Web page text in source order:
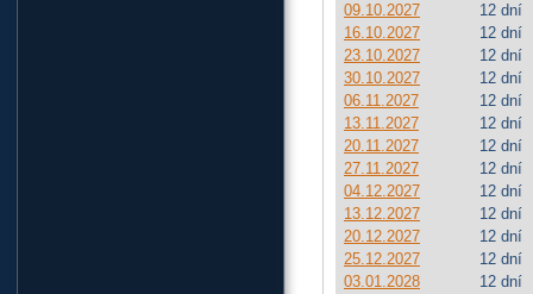
09.10.2027
12 dní
16.10.2027
12 dní
23.10.2027
12 dní
30.10.2027
12 dní
06.11.2027
12 dní
13.11.2027
12 dní
20.11.2027
12 dní
27.11.2027
12 dní
04.12.2027
12 dní
13.12.2027
12 dní
20.12.2027
12 dní
25.12.2027
12 dní
03.01.2028
12 dní